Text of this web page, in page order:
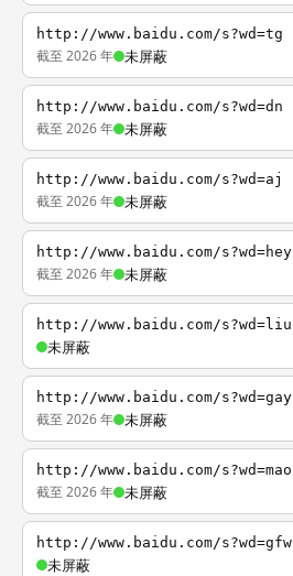
http://www.baidu.com/s?wd=tg
截至 2026 年 未屏蔽
http://www.baidu.com/s?wd=dn
截至 2026 年 未屏蔽
http://www.baidu.com/s?wd=aj
截至 2026 年 未屏蔽
http://www.baidu.com/s?wd=hey
截至 2026 年 未屏蔽
http://www.baidu.com/s?wd=liu
未屏蔽
http://www.baidu.com/s?wd=gay
截至 2026 年 未屏蔽
http://www.baidu.com/s?wd=mao
截至 2026 年 未屏蔽
http://www.baidu.com/s?wd=gfw
未屏蔽